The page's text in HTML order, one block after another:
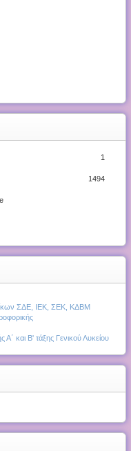
1
1494
ΣΔΕ, ΙΕΚ, ΣΕΚ, ΚΔΒΜ
και Β' τάξης Γενικού Λυκείου